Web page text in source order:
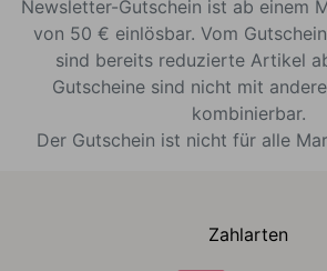
Newsletter-Gutschein ist ab einem
von 50 € einlösbar. Vom
sind bereits reduzierte Artikel
Gutscheine sind nicht mit
kombinierbar.
Der Gutschein ist nicht für alle
Zahlarten